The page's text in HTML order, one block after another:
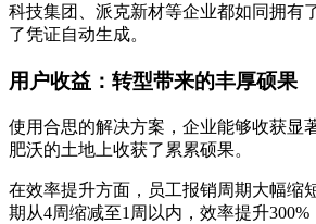
科技集团、派克新材等企业都如同拥有
了凭证自动生成。
用户收益：转型带来的丰厚硕果
使用合思的解决方案，企业能够收获显
肥沃的土地上收获了累累硕果。
在效率提升方面，员工报销周期大幅缩
期从4周缩减至1周以内，效率提升